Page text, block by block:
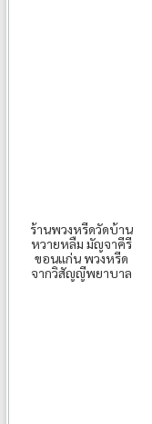
ร้านพวงหรีดวัดบ้าน
หวายหลืม มัญจาคีรี
ขอนแก่น พวงหรีด
จากวิสัญญีพยาบาล